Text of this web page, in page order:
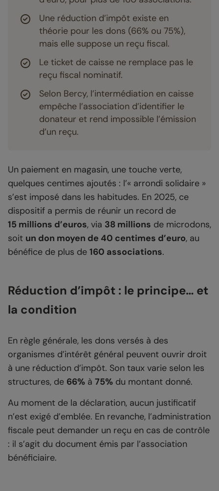
Une réduction d’impôt existe en
théorie pour les dons (66% ou 75%),
mais elle suppose un reçu fiscal.
Le ticket de caisse ne remplace pas le
reçu fiscal nominatif.
Selon Bercy, l’intermédiation en caisse
empêche l’association d’identifier le
donateur et rend impossible l’émission
d’un reçu.
Un paiement en magasin, une touche verte,
quelques centimes ajoutés : l’« arrondi solidaire »
s’est imposé dans les habitudes. En 2025, ce
dispositif a permis de réunir un record de
15 millions d’euros, via 38 millions de microdons,
soit un don moyen de 40 centimes d’euro, au
bénéfice de plus de 160 associations.
Réduction d’impôt : le principe… et
la condition
En règle générale, les dons versés à des
organismes d’intérêt général peuvent ouvrir droit
à une réduction d’impôt. Son taux varie selon les
structures, de 66% à 75% du montant donné.
Au moment de la déclaration, aucun justificatif
n’est exigé d’emblée. En revanche, l’administration
fiscale peut demander un reçu en cas de contrôle
: il s’agit du document émis par l’association
bénéficiaire.